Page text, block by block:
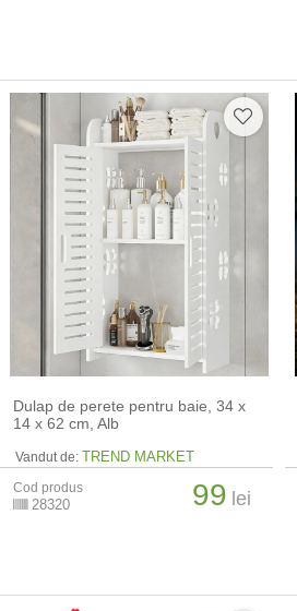
Dulap de perete pentru baie, 34 x
14 x 62 cm​, Alb
Vandut de: TREND MARKET
Cod produs
28320 99 lei